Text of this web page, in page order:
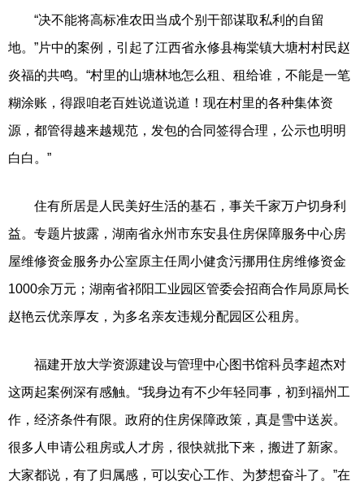
“决不能将高标准农田当成个别干部谋取私利的自留
地。”片中的案例，引起了江西省永修县梅棠镇大塘村村民赵
炎福的共鸣。“村里的山塘林地怎么租、租给谁，不能是一笔
糊涂账，得跟咱老百姓说道说道！现在村里的各种集体资
源，都管得越来越规范，发包的合同签得合理，公示也明明
白白。”
住有所居是人民美好生活的基石，事关千家万户切身利
益。专题片披露，湖南省永州市东安县住房保障服务中心房
屋维修资金服务办公室原主任周小健贪污挪用住房维修资金
1000余万元；湖南省祁阳工业园区管委会招商合作局原局长
赵艳云优亲厚友，为多名亲友违规分配园区公租房。
福建开放大学资源建设与管理中心图书馆科员李超杰对
这两起案例深有感触。“我身边有不少年轻同事，初到福州工
作，经济条件有限。政府的住房保障政策，真是雪中送炭。
很多人申请公租房或人才房，很快就批下来，搬进了新家。
大家都说，有了归属感，可以安心工作、为梦想奋斗了。”在